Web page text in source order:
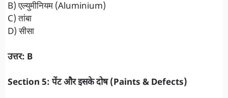
B) एल्युमीनियम (Aluminium)
C) तांबा
D) सीसा
उत्तर: B
Section 5: पेंट और इसके दोष (Paints & Defects)